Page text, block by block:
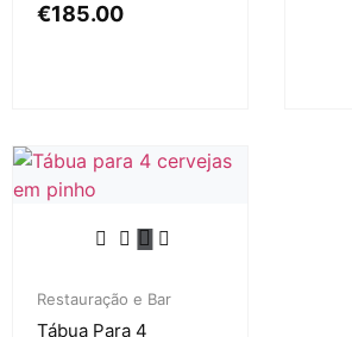
€185.00
Restauração e Bar
Tábua Para 4